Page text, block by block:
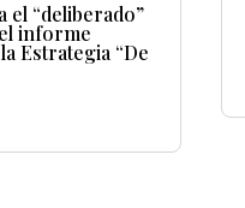
el “deliberado”
informe
Estrategia “De